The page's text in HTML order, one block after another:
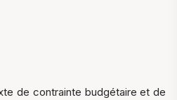
de contrainte budgétaire et de